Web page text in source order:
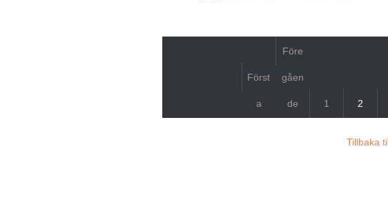
Först
a
Före
gåen
de 1 2
Tillbaka